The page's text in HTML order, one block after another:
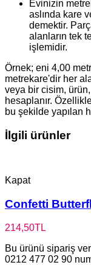
Evinizin
aslında kare
demektir.
alanların tek
işlemidir.
Örnek; eni 4,00
metrekare'dir her
veya bir cisim,
hesaplanır.
bu şekilde yapılan
İlgili ürünler
Kapat
Confetti
214,50TL
Bu ürünü sipariş
0212 477 02 90